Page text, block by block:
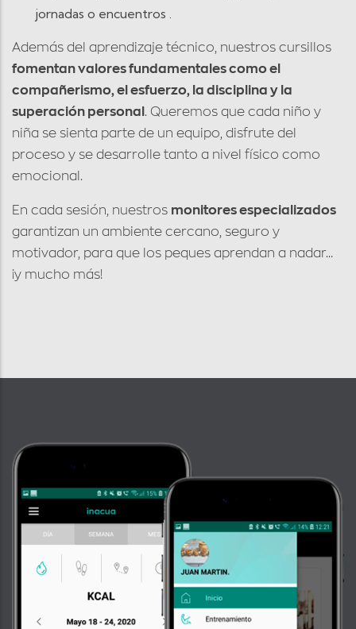
jornadas o encuentros .
Además del aprendizaje técnico, nuestros cursillos
fomentan valores fundamentales como el
compañerismo, el esfuerzo, la disciplina y la
superación personal . Queremos que cada niño y
niña se sienta parte de un equipo, disfrute del
proceso y se desarrolle tanto a nivel físico como
emocional.
En cada sesión, nuestros monitores especializados
garantizan un ambiente cercano, seguro y
motivador, para que los peques aprendan a nadar…
¡y mucho más!